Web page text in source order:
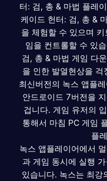
터: 검, 총 & 마법 플레
케이드 헌터: 검, 총 &
을 체험할 수 있으며
임을 컨트롤할 수 있
검, 총 & 마법 게임 다
을 인한 발열현상을
최신버전의 녹스 앱플
안드로이드 7버전을
겁니다. 게임 유저의
통해서 마침 PC 게임
플
녹스 앱플레이어에서
과 게임 동시에 실행
있습니다. 녹스는 최강